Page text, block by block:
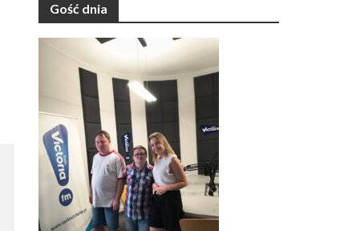
Gość dnia